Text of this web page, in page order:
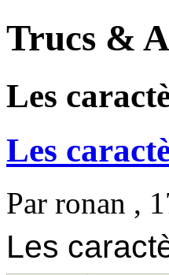
Trucs &
Les
Les
Par ronan ,
Les